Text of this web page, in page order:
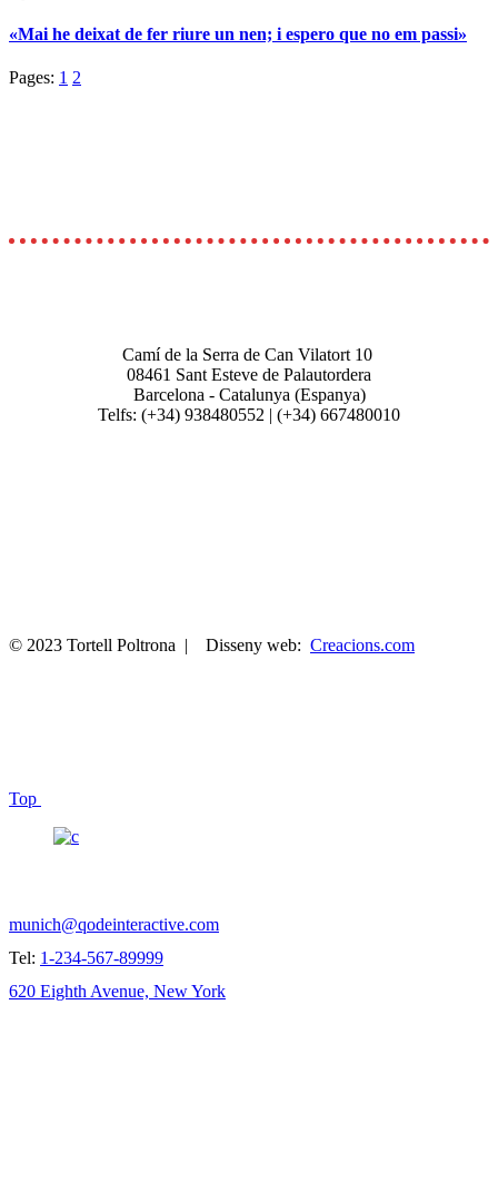
«Mai he deixat de fer riure un nen; i espero que no em passi»
Pages: 1 2
Camí de la Serra de Can Vilatort 10
08461 Sant Esteve de Palautordera
Barcelona - Catalunya (Espanya)
Telfs: (+34) 938480552 | (+34) 667480010
© 2023 Tortell Poltrona | Disseny web: Creacions.com
Top
munich@qodeinteractive.com
Tel: 1-234-567-89999
620 Eighth Avenue, New York